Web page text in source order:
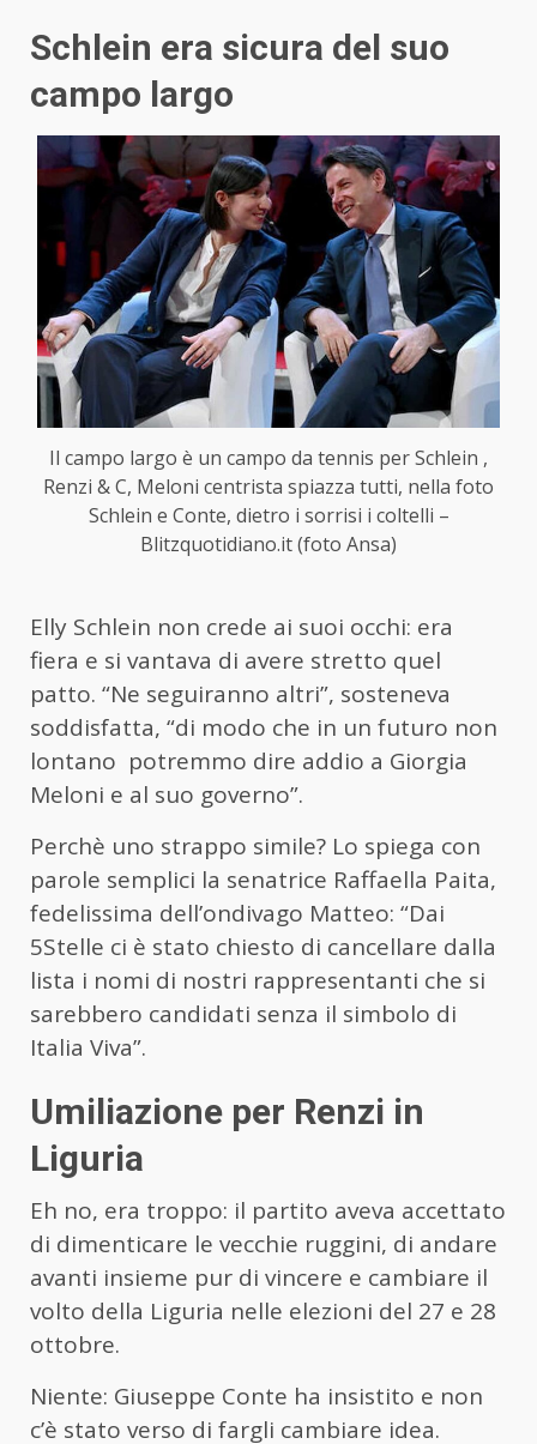
Schlein era sicura del suo
campo largo
Il campo largo è un campo da tennis per Schlein ,
Renzi & C, Meloni centrista spiazza tutti, nella foto
Schlein e Conte, dietro i sorrisi i coltelli –
Blitzquotidiano.it (foto Ansa)
Elly Schlein non crede ai suoi occhi: era
fiera e si vantava di avere stretto quel
patto. “Ne seguiranno altri”, sosteneva
soddisfatta, “di modo che in un futuro non
lontano potremmo dire addio a Giorgia
Meloni e al suo governo”.
Perchè uno strappo simile? Lo spiega con
parole semplici la senatrice Raffaella Paita,
fedelissima dell’ondivago Matteo: “Dai
5Stelle ci è stato chiesto di cancellare dalla
lista i nomi di nostri rappresentanti che si
sarebbero candidati senza il simbolo di
Italia Viva”.
Umiliazione per Renzi in
Liguria
Eh no, era troppo: il partito aveva accettato
di dimenticare le vecchie ruggini, di andare
avanti insieme pur di vincere e cambiare il
volto della Liguria nelle elezioni del 27 e 28
ottobre.
Niente: Giuseppe Conte ha insistito e non
c’è stato verso di fargli cambiare idea.